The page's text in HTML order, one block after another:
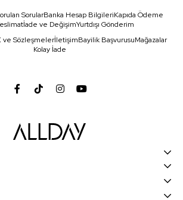
SorularBanka Hesap BilgileriKapıda Ödeme
İade ve DeğişimYurtdışı Gönderim
ve SözleşmelerİletişimBayilik BaşvurusuMağazalar
Kolay İade